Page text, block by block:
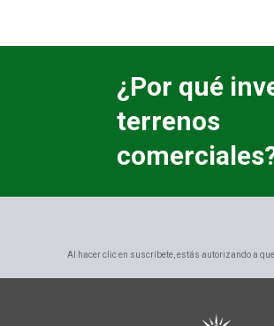
¿Por qué
terrenos
Al hacer clic en suscríbete, estás autorizando a